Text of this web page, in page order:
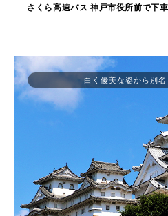
さくら高速バス 神戸市役所前で下車
白く優美な姿から別